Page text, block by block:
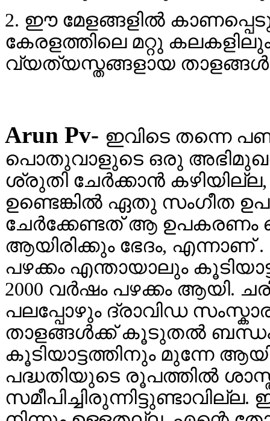
2. ഈ മേളങ്ങളില്‍
കേരളത്തിലെ മറ്റു
വ്യത്യസ്തങ്ങളായ
Arun Pv- ഇവിടെ തന്നെ
പൊതുവാളുടെ ഒരു
ശ്രുതി ചേര്‍ക്കാന്‍
ഉണ്ടെങ്കില്‍ ഏതു സംഗീത
ചേര്‍ക്കേണ്ടത് ആ ഉപകരണം
ആയിരിക്കും ഭേദം, എന്നാണ്
പഴക്കം എന്തായാലും
2000 വര്‍ഷം പഴക്കം ആയി.
പലപ്പോഴും ദ്രാവിഡ
താളങ്ങള്‍ക്ക് കൂടുതല്‍
കൂടിയാട്ടത്തിനും മുന്നേ
പദ്ധതിയുടെ രൂപത്തില്‍